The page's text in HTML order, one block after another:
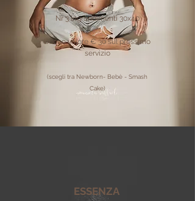
Nr 3 ingrandimenti 30x40
Buono valore € 30 sul prossimo
servizio
(scegli tra Newborn- Bebè - Smash
Cake)
ESSENZA